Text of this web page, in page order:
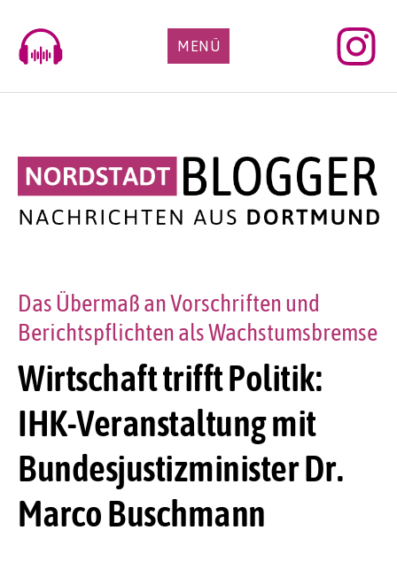
content
MENÜ
Wirtschaft trifft Politik:
IHK-Veranstaltung mit
Bundesjustizminister Dr.
Marco Buschmann
Das Übermaß an Vorschriften und
Berichtspflichten als Wachstumsbremse